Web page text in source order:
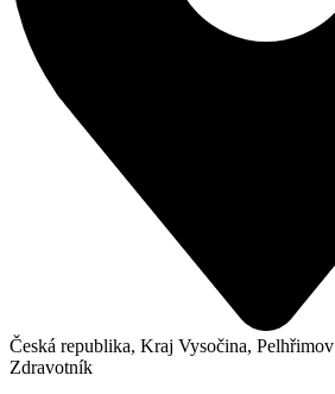
Česká republika, Kraj Vysočina, Pelhřimov
Zdravotník